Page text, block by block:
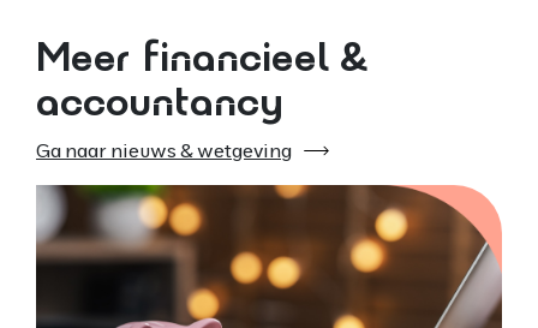
Meer financieel &
accountancy
Ga naar nieuws & wetgeving